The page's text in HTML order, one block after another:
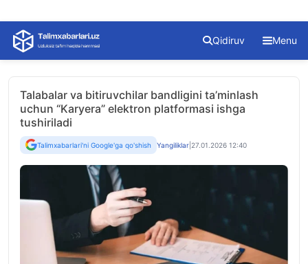
Skip
content
Qidiruv Menu
Talabalar va bitiruvchilar bandligini ta’minlash
uchun “Karyera” elektron platformasi ishga
tushiriladi
Talimxabarlari'ni Google'ga qo'shish Yangiliklar 27.01.2026 12:40